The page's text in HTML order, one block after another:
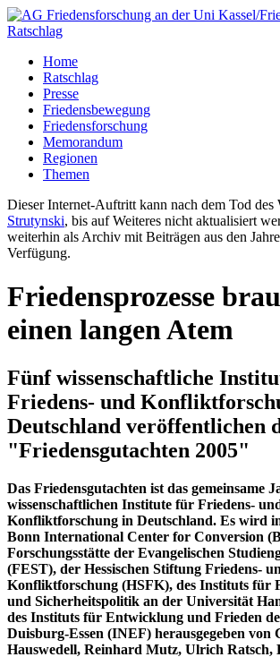
Home
Ratschlag
Presse
Friedensbewegung
Friedensforschung
Memorandum
Regionen
Themen
Dieser Internet-Auftritt kann nach dem Tod des
Strutynski, bis auf Weiteres nicht aktualisiert
weiterhin als Archiv mit Beiträgen aus den
Verfügung.
Friedensprozesse
einen langen Atem
Fünf wissenschaftliche
Friedens- und
Deutschland veröffentlichen
"Friedensgutachten 2005"
Das Friedensgutachten ist das gemeinsame
wissenschaftlichen Institute für Friedens-
Konfliktforschung in Deutschland. Es wird
Bonn International Center for Conversion
Forschungsstätte der Evangelischen
(FEST), der Hessischen Stiftung Friedens-
Konfliktforschung (HSFK), des Instituts für
und Sicherheitspolitik an der Universität
des Instituts für Entwicklung und Frieden
Duisburg-Essen (INEF) herausgegeben von
Hauswedell, Reinhard Mutz, Ulrich Ratsch,